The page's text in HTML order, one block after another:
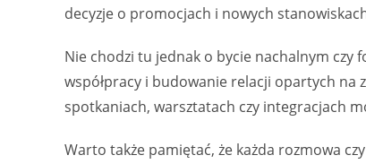
decyzje o promocjach i nowych
Nie chodzi tu jednak o bycie nachalnym czy
współpracy i budowanie relacji opartych na
spotkaniach, warsztatach czy integracjach
Warto także pamiętać, że każda rozmowa